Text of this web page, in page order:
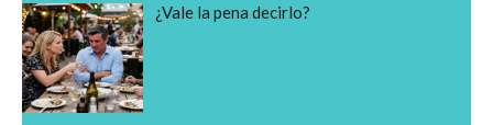
¿Vale la pena decirlo?